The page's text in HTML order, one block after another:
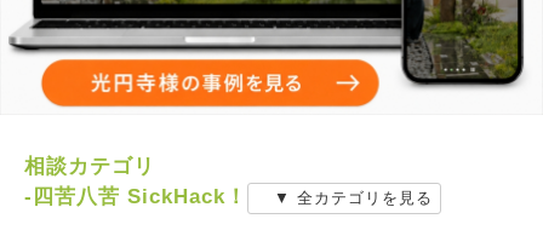
相談カテゴリ
-四苦八苦 SickHack！
▼ 全カテゴリを見る